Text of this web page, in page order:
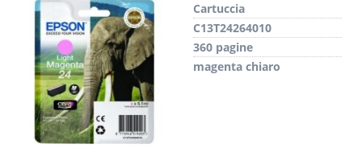
Cartuccia
C13T24264010
360 pagine
magenta chiaro